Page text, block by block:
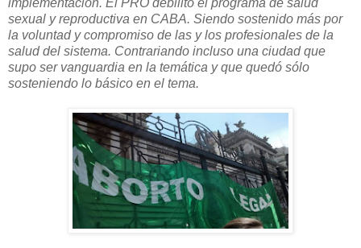
implementación. El PRO debilitó el programa de salud
sexual y reproductiva en CABA. Siendo sostenido más por
la voluntad y compromiso de las y los profesionales de la
salud del sistema. Contrariando incluso una ciudad que
supo ser vanguardia en la temática y que quedó sólo
sosteniendo lo básico en el tema.